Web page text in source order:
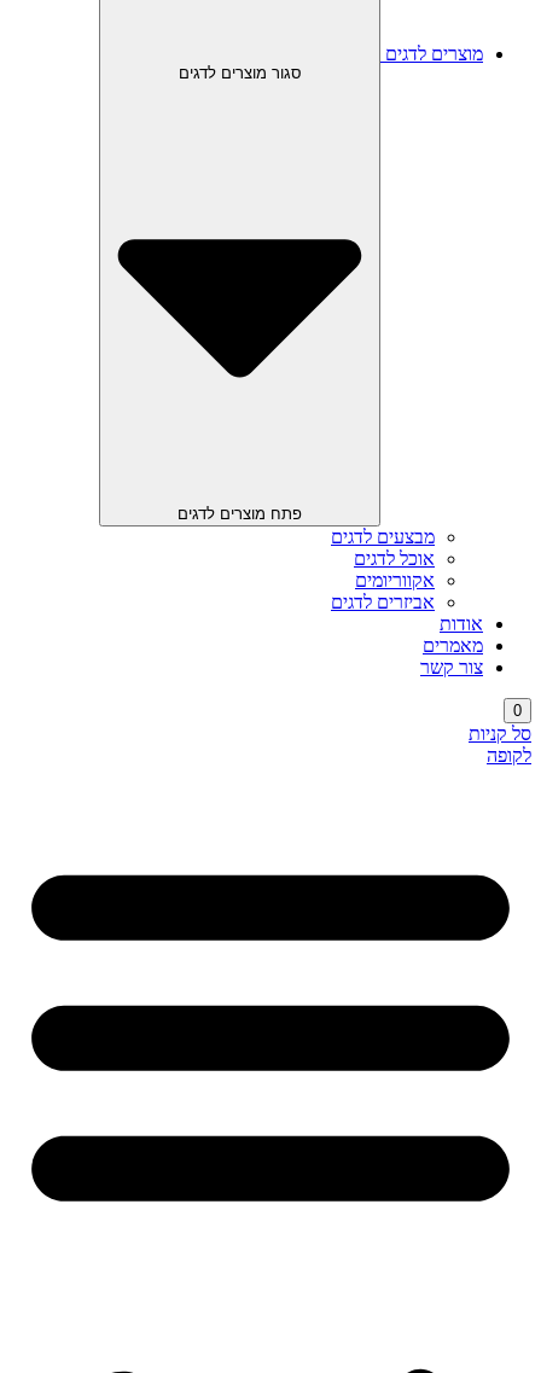
מוצרים לדגים
סגור מוצרים לדגים
פתח מוצרים לדגים
מבצעים לדגים
אוכל לדגים
אקווריומים
אביזרים לדגים
אודות
מאמרים
צור קשר
0
סל קניות
לקופה